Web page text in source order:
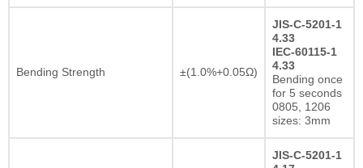
Bending Strength ±(1.0%+0.05Ω)
JIS-C-5201-1
4.33
IEC-60115-1
4.33
Bending once
for 5 seconds
0805, 1206
sizes: 3mm
JIS-C-5201-1